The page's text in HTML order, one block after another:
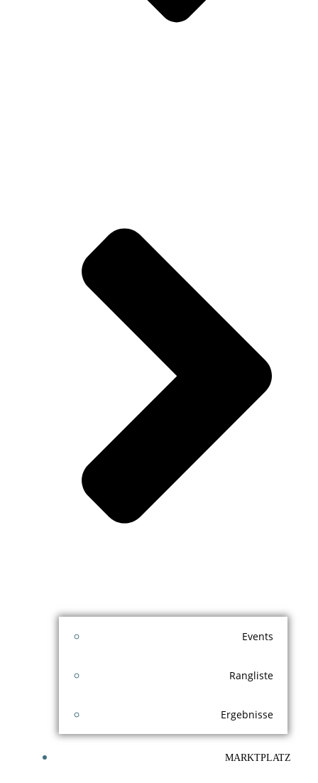
Events
Rangliste
Ergebnisse
MARKTPLATZ